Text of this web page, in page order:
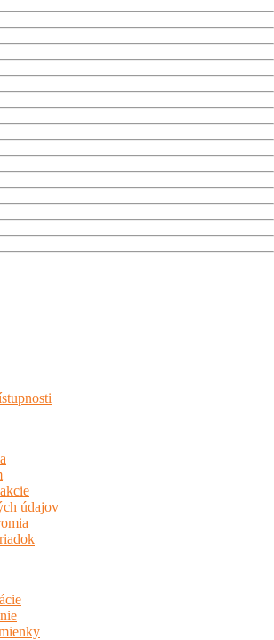
údajov